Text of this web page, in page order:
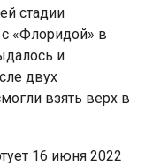
стадии
«Флоридой» в
и
двух
взять верх в
16 июня 2022